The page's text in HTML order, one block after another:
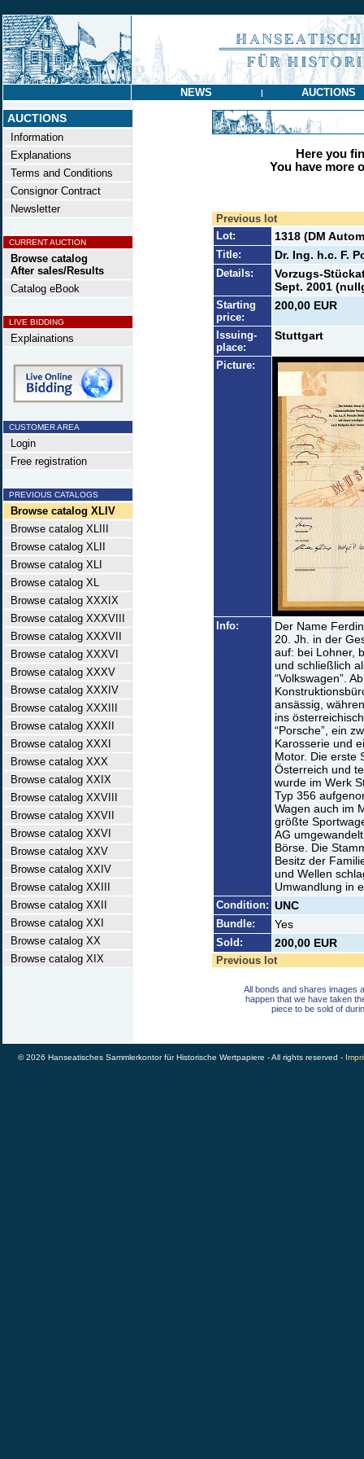
NEWS | AUCTIONS
AUCTIONS
Information
Explanations
Terms and Conditions
Consignor Contract
Newsletter
CURRENT AUCTION
Browse catalog
After sales/Results
Catalog eBook
LIVE BIDDING
Explainations
CUSTOMER AREA
Login
Free registration
PREVIOUS CATALOGS
Browse catalog XLIV
Browse catalog XLIII
Browse catalog XLII
Browse catalog XLI
Browse catalog XL
Browse catalog XXXIX
Browse catalog XXXVIII
Browse catalog XXXVII
Browse catalog XXXVI
Browse catalog XXXV
Browse catalog XXXIV
Browse catalog XXXIII
Browse catalog XXXII
Browse catalog XXXI
Browse catalog XXX
Browse catalog XXIX
Browse catalog XXVIII
Browse catalog XXVII
Browse catalog XXVI
Browse catalog XXV
Browse catalog XXIV
Browse catalog XXIII
Browse catalog XXII
Browse catalog XXI
Browse catalog XX
Browse catalog XIX
Here you
You have more
Previous lot
Lot:
1318 (DM
Title: Dr. Ing. h.c. F.
Details:
Vorzugs-
Sept. 2001
Starting
price:
200,00 EUR
Issuing-
place:
Stuttgart
Picture:
Info:
Der Name
20. Jh. in der
auf: bei Lohner,
und schließlich
“Volkswagen”.
ansässig,
ins
“Porsche”, ein
Karosserie und
Motor. Die erste
Österreich und
wurde im Werk
Typ 356
Wagen auch im
größte
AG
Börse. Die
Besitz der
und Wellen
Umwandlung in
Condition: UNC
Bundle: Yes
Sold: 200,00 EUR
Previous lot
All bonds and shares images
happen that we have taken
piece to be sold of
© 2026 Hanseatisches Sammlerkontor für Historische Wertpapiere - All rights reserved -